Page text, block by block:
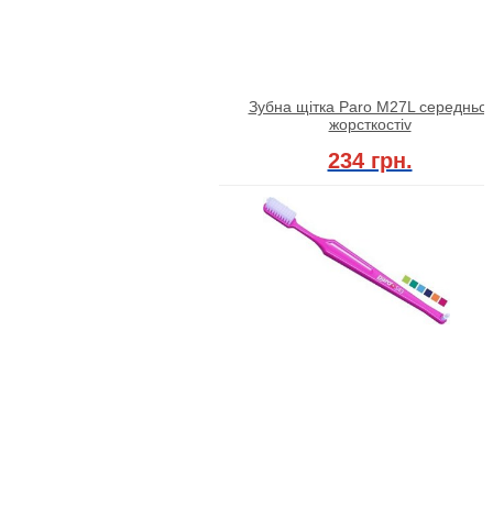
Зубна щітка Paro M27L середньої
жорсткостіv
234 грн.